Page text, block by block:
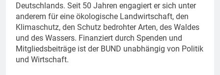
Deutschlands. Seit 50 Jahren engagiert er sich unter
anderem für eine ökologische Landwirtschaft, den
Klimaschutz, den Schutz bedrohter Arten, des Waldes
und des Wassers. Finanziert durch Spenden und
Mitgliedsbeiträge ist der BUND unabhängig von Politik
und Wirtschaft.